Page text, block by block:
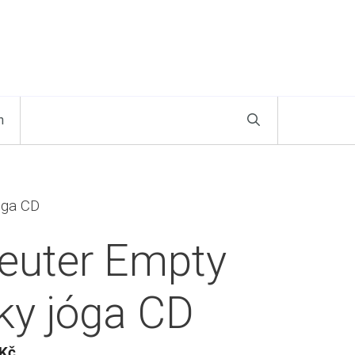
CD
Empty
jóga CD